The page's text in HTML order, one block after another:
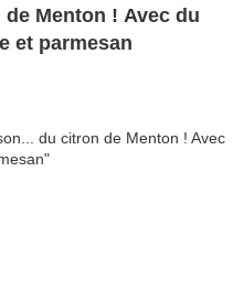
Menton ! Avec du
et parmesan